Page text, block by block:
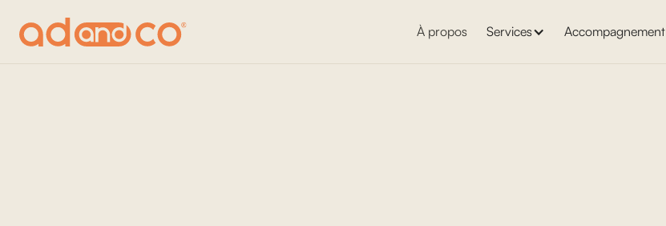
À propos Services Accompagnement